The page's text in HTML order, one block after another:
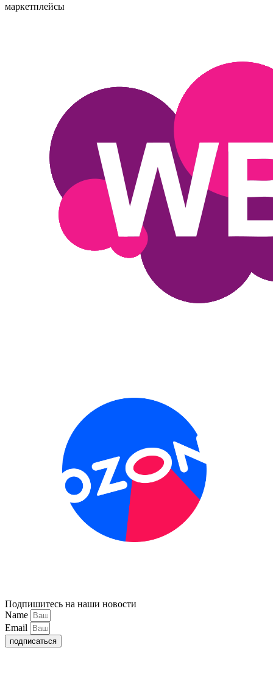
маркетплейсы
Подпишитесь на наши новости
Name
Email
подписаться